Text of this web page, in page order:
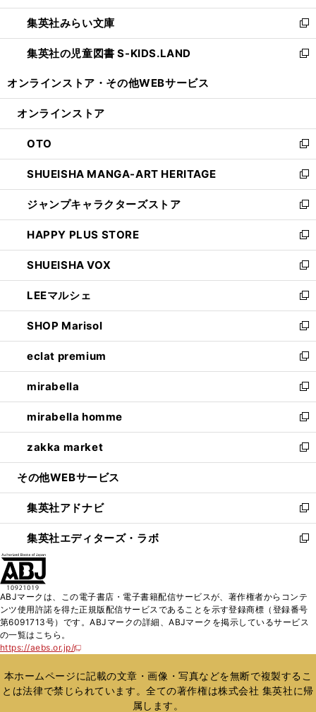
開
く
ウ
で
開
く
ン
ド
ウ
で
ウ
ィ
ン
ド
開
集英社みらい文庫
新
し
い
ン
ウ
で
開
く
集英社の児童図書 S-KIDS.LAND
新
ウ
ン
ド
ウ
で
開
く
オンラインストア・ その他WEBサービス
オンラインストア
OTO
新
し
い
ウ
ィ
ン
ド
ウ
で
開
く
SHUEISHA MANGA-ART HERITAGE
新
し
い
ウ
ィ
ン
ド
ウ
で
開
く
ジャンプキャラクターズストア
新
し
い
ウ
ィ
ン
ド
ウ
で
開
く
HAPPY PLUS STORE
新
し
い
ウ
ィ
ン
ド
ウ
で
開
く
SHUEISHA VOX
新
し
い
ウ
ィ
ン
ド
ウ
で
開
く
LEEマルシェ
新
し
い
ウ
ィ
ン
ド
ウ
で
開
く
SHOP Marisol
新
し
い
ウ
ィ
ン
ド
ウ
で
開
eclat premium
新
し
い
ウ
ィ
ン
ド
ウ
開
く
mirabella
新
し
い
ウ
ィ
ン
ウ
で
開
く
mirabella homme
新
し
い
ウ
ン
ド
ウ
で
zakka market
新
し
ウ
ィ
ン
ド
く
その他WEBサービス
集英社アドナビ
新
し
い
ド
ウ
で
集英社エディターズ・ラボ
新
ィ
ン
ド
開
く
ABJマークは、この電子書店・電子書籍配信サービスが、著作権者からコンテ
ンツ使用許諾を得た正規版配信サービスであることを示す登録商標（登録番号
第6091713号）です。ABJマークの詳細、ABJマークを掲示しているサービス
の一覧はこちら。
https://aebs.or.jp/
新
い
ウ
ィ
本ホームページに記載の文章・画像・写真などを無断で複製するこ
とは法律で禁じられています。全ての著作権は株式会社 集英社に帰
属します。